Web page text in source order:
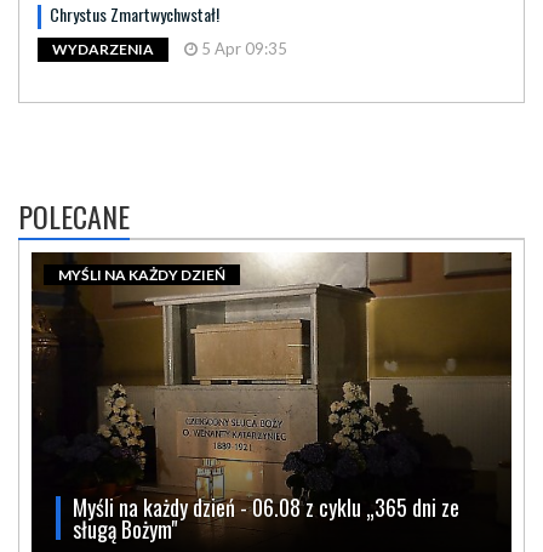
Chrystus Zmartwychwstał!
WYDARZENIA 5 Apr 09:35
POLECANE
Myśli na każdy dzień - 06.08 z cyklu „365 dni ze
sługą Bożym"
MYŚLI NA KAŻDY DZIEŃ